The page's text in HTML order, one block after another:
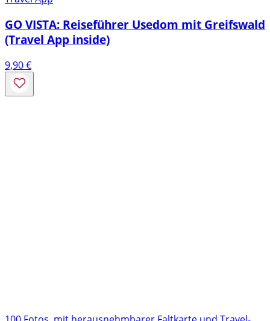
GO VISTA: Reiseführer Usedom mit Greifswald
(Travel App inside)
9,90€